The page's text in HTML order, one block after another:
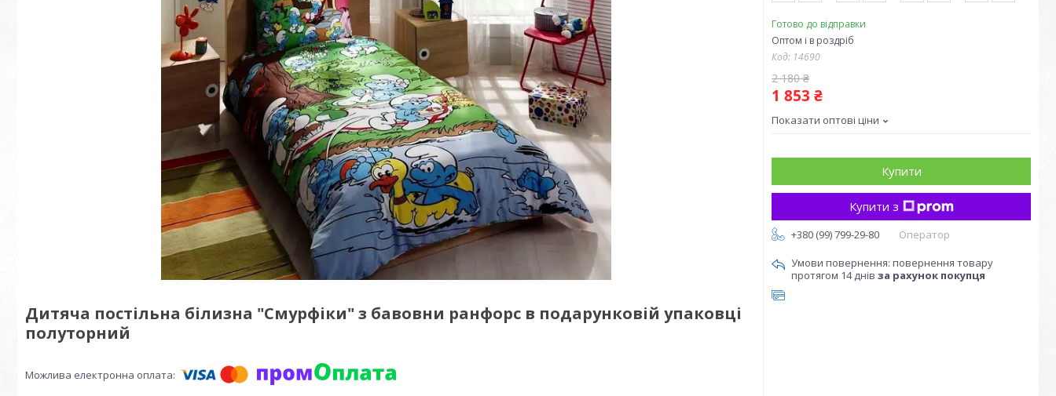
Дитяча постільна білизна "Смурфіки" з бавовни ранфорс в подарунковій упаковці
полуторний
Готово до відправки
Оптом і в роздріб
Код: 14690
2 180 ₴
1 853 ₴
Показати оптові ціни
Купити
Купити з
+380 (99) 799-29-80
Оператор
повернення товару
протягом 14 днів за рахунок покупця